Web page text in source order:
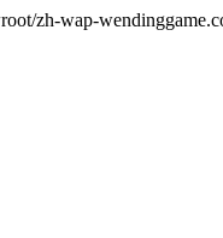
zh-wap-